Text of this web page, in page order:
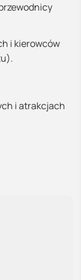
i kierowców
i atrakcjach